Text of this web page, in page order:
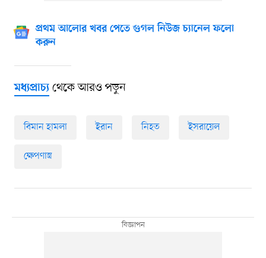
প্রথম আলোর খবর পেতে গুগল নিউজ চ্যানেল ফলো
করুন
মধ্যপ্রাচ্যথেকে আরও পড়ুন
বিমান হামলা ইরান নিহত ইসরায়েল
ক্ষেপণাস্ত্র